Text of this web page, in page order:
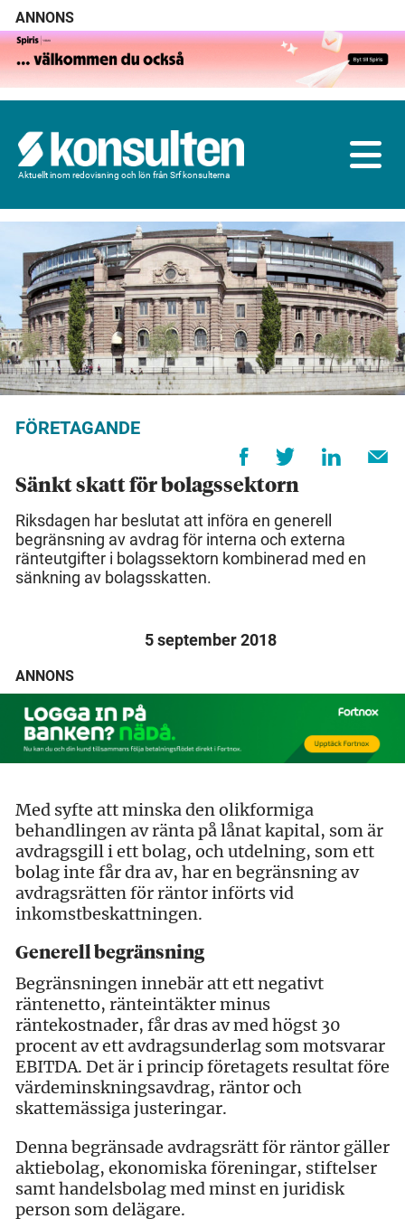
ANNONS
Aktuellt inom redovisning och lön från Srf konsulterna
FÖRETAGANDE
Sänkt skatt för bolagssektorn
Riksdagen har beslutat att införa en generell
begränsning av avdrag för interna och externa
ränteutgifter i bolagssektorn kombinerad med en
sänkning av bolagsskatten.
5 september 2018
ANNONS
Med syfte att minska den olikformiga
behandlingen av ränta på lånat kapital, som är
avdragsgill i ett bolag, och utdelning, som ett
bolag inte får dra av, har en begränsning av
avdragsrätten för räntor införts vid
inkomstbeskattningen.
Generell begränsning
Begränsningen innebär att ett negativt
räntenetto, ränteintäkter minus
räntekostnader, får dras av med högst 30
procent av ett avdragsunderlag som motsvarar
EBITDA. Det är i princip företagets resultat före
värdeminskningsavdrag, räntor och
skattemässiga justeringar.
Denna begränsade avdragsrätt för räntor gäller
aktiebolag, ekonomiska föreningar, stiftelser
samt handelsbolag med minst en juridisk
person som delägare.